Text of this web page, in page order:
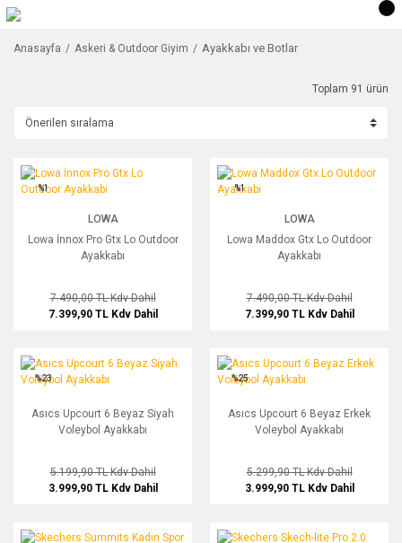
Anasayfa Askeri & Outdoor Giyim Ayakkabı ve Botlar
Toplam 91 ürün
Lowa İnnox Pro Gtx Lo Outdoor Ayakkabı
%1
LOWA
Lowa İnnox Pro Gtx Lo Outdoor
Ayakkabı
7.490,00 TLKdv Dahil
7.399,90 TL Kdv Dahil
Lowa Maddox Gtx Lo Outdoor
%1
LOWA
Lowa Maddox Gtx Lo Outdoor
Ayakkabı
7.490,00 TLKdv Dahil
7.399,90 TL Kdv Dahil
Asıcs Upcourt 6 Beyaz Siyah Voleybol Ayakkabı
%23
Asıcs Upcourt 6 Beyaz Siyah
Voleybol Ayakkabı
5.199,90 TLKdv Dahil
3.999,90 TL Kdv Dahil
Asıcs Upcourt 6 Beyaz Erkek
%25
Asıcs Upcourt 6 Beyaz Erkek
Voleybol Ayakkabı
5.299,90 TLKdv Dahil
3.999,90 TL Kdv Dahil
Skechers Summits Kadın Spor Ayakkabı BeyazSkechers Skech-lite Pro 2.0 Fresh